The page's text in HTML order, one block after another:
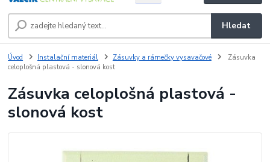
Hledat
Úvod Instalační materiál Zásuvky a rámečky vysavačové
Zásuvka
celoplošná plastová - slonová kost
Zásuvka celoplošná plastová -
slonová kost